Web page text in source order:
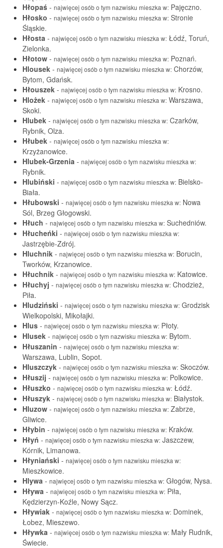
Hłopaś - najwięcej osób o tym nazwisku mieszka w: Pajęczno.
Hłosko - najwięcej osób o tym nazwisku mieszka w: Stronie
Śląskie.
Hłosta - najwięcej osób o tym nazwisku mieszka w: Łódź, Toruń,
Zielonka.
Hłotow - najwięcej osób o tym nazwisku mieszka w: Poznań.
Hlousek - najwięcej osób o tym nazwisku mieszka w: Chorzów,
Bytom, Gdańsk.
Hłouszek - najwięcej osób o tym nazwisku mieszka w: Krosno.
Hlożek - najwięcej osób o tym nazwisku mieszka w: Warszawa,
Skoki.
Hlubek - najwięcej osób o tym nazwisku mieszka w: Czarków,
Rybnik, Olza.
Hłubek - najwięcej osób o tym nazwisku mieszka w:
Krzyżanowice.
Hlubek-Grzenia - najwięcej osób o tym nazwisku mieszka w:
Rybnik.
Hlubiński - najwięcej osób o tym nazwisku mieszka w: Bielsko-
Biała.
Hłubowski - najwięcej osób o tym nazwisku mieszka w: Nowa
Sól, Brzeg Głogowski.
Hłuch - najwięcej osób o tym nazwisku mieszka w: Suchedniów.
Hłucheńki - najwięcej osób o tym nazwisku mieszka w:
Jastrzębie-Zdrój.
Hluchnik - najwięcej osób o tym nazwisku mieszka w: Borucin,
Tworków, Krzanowice.
Hłuchnik - najwięcej osób o tym nazwisku mieszka w: Katowice.
Hłuchyj - najwięcej osób o tym nazwisku mieszka w: Chodzież,
Piła.
Hludziński - najwięcej osób o tym nazwisku mieszka w: Grodzisk
Wielkopolski, Mikołajki.
Hlus - najwięcej osób o tym nazwisku mieszka w: Płoty.
Hlusek - najwięcej osób o tym nazwisku mieszka w: Bytom.
Hłuszanin - najwięcej osób o tym nazwisku mieszka w:
Warszawa, Lublin, Sopot.
Hluszczyk - najwięcej osób o tym nazwisku mieszka w: Skoczów.
Hłuszij - najwięcej osób o tym nazwisku mieszka w: Polkowice.
Hłuszko - najwięcej osób o tym nazwisku mieszka w: Łódź.
Hłuszyk - najwięcej osób o tym nazwisku mieszka w: Białystok.
Hluzow - najwięcej osób o tym nazwisku mieszka w: Zabrze,
Gliwice.
Hłybin - najwięcej osób o tym nazwisku mieszka w: Kraków.
Hłyń - najwięcej osób o tym nazwisku mieszka w: Jaszczew,
Kórnik, Limanowa.
Hłyniański - najwięcej osób o tym nazwisku mieszka w:
Mieszkowice.
Hlywa - najwięcej osób o tym nazwisku mieszka w: Głogów, Nysa.
Hływa - najwięcej osób o tym nazwisku mieszka w: Piła,
Kędzierzyn-Koźle, Nowy Sącz.
Hływiak - najwięcej osób o tym nazwisku mieszka w: Dominek,
Łobez, Mieszewo.
Hływka - najwięcej osób o tym nazwisku mieszka w: Mały Rudnik,
Świecie.